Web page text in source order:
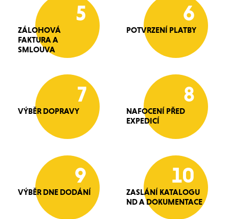
5
ZÁLOHOVÁ
FAKTURA A
SMLOUVA
6
POTVRZENÍ PLATBY
7
VÝBĚR DOPRAVY
8
NAFOCENÍ PŘED
EXPEDICÍ
9
VÝBĚR DNE DODÁNÍ
10
ZASLÁNÍ KATALOGU
ND A DOKUMENTACE